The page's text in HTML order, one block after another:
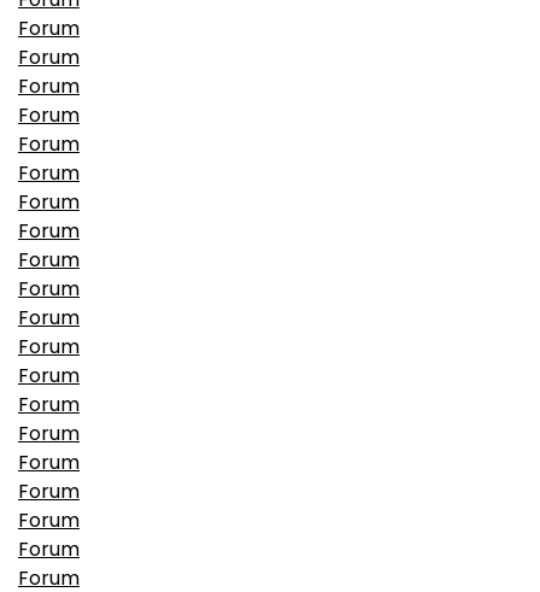
Forum
Forum
Forum
Forum
Forum
Forum
Forum
Forum
Forum
Forum
Forum
Forum
Forum
Forum
Forum
Forum
Forum
Forum
Forum
Forum